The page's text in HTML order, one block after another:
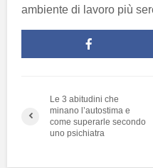
ambiente di lavoro più
Le 3 abitudini che
minano l’autostima e
come superarle secondo
uno psichiatra